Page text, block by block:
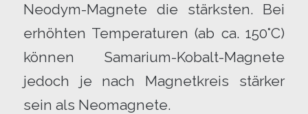
Neodym-Magnete die stärksten. Bei
erhöhten Temperaturen (ab ca. 150°C)
können Samarium-Kobalt-Magnete
jedoch je nach Magnetkreis stärker
sein als Neomagnete.